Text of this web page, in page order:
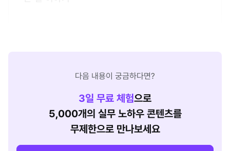
다음 내용이 궁금하다면?
3일 무료 체험으로
5,000개의 실무 노하우 콘텐츠를
무제한으로 만나보세요